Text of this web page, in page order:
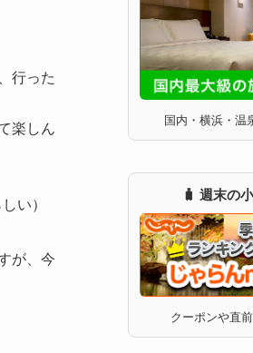
行った
楽しん
い）
が、今
国内・横浜・温
🧳 週末の
クーポンや直